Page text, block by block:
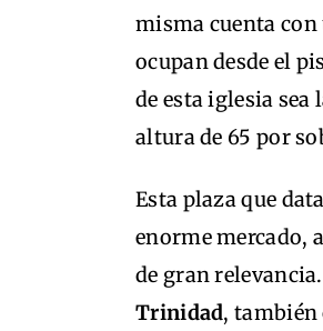
misma cuenta con
ocupan desde el
de esta iglesia sea
altura de 65 por
Esta plaza que
enorme mercado,
de gran
Trinidad, también